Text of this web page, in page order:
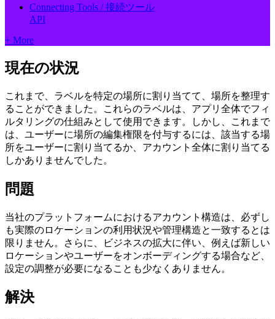
Connecting Tools / 接続ツール
API
+ More
現在の状況
これまで、ラベルを特定の場所に割り当てて、場所を整理す
ることができました。これらのラベルは、アプリ全体でフィ
ルタリングの仕組みとして使用できます。しかし、これまで
は、ユーザーに場所の編集権限を付与するには、該当する場
所をユーザーに割り当てるか、アカウント全体に割り当てる
しかありませんでした。
問題
当社のプラットフォームにおけるアカウント構造は、必ずし
も実際のロケーションの利用状況や管理構造と一致するとは
限りません。さらに、ビジネスの拡大に伴い、例えば新しい
ロケーションやユーザーをオンボーディングする場合など、
設定の調整が必要になることも少なくありません。
解決